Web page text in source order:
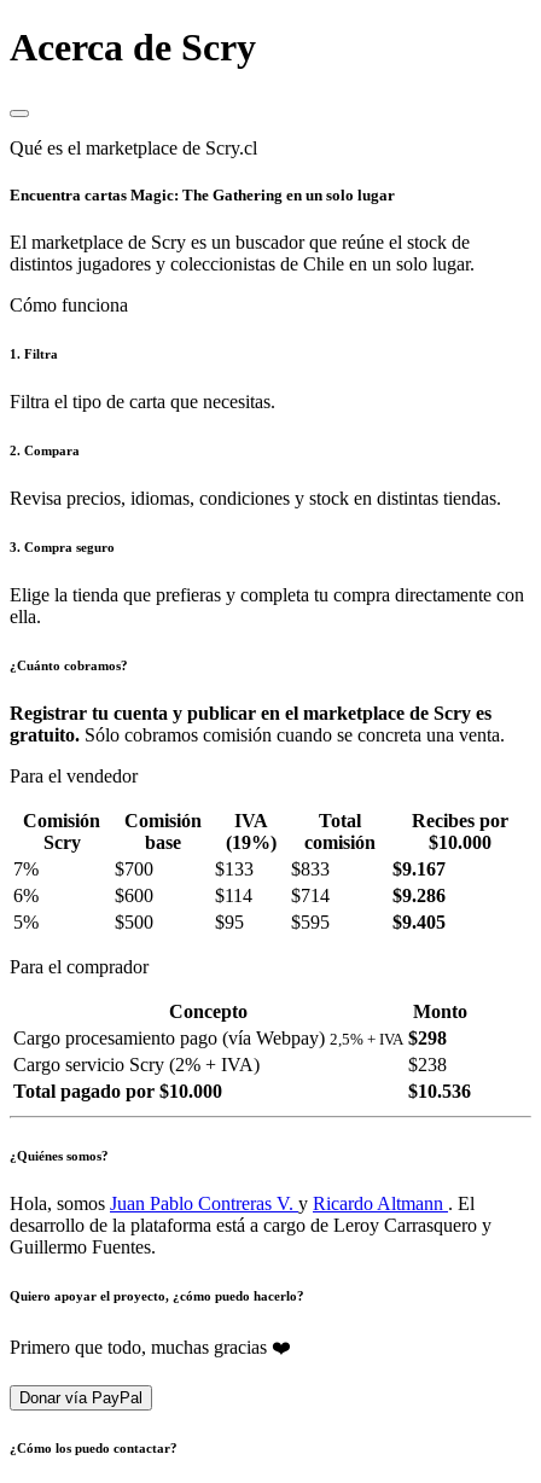
Acerca de Scry
Qué es el marketplace de Scry.cl
Encuentra cartas Magic: The Gathering en un solo lugar
El marketplace de Scry es un buscador que reúne el stock de
distintos jugadores y coleccionistas de Chile en un solo lugar.
Cómo funciona
1. Filtra
Filtra el tipo de carta que necesitas.
2. Compara
Revisa precios, idiomas, condiciones y stock en distintas tiendas.
3. Compra seguro
Elige la tienda que prefieras y completa tu compra directamente con
ella.
¿Cuánto cobramos?
Registrar tu cuenta y publicar en el marketplace de Scry es
gratuito. Sólo cobramos comisión cuando se concreta una venta.
Para el vendedor
Comisión
Scry
Comisión
base
IVA
(19%)
Total
comisión
Recibes por
$10.000
7%
$700 $133 $833
$9.167
6%
$600 $114 $714
$9.286
5%
$500 $95 $595 $9.405
Para el comprador
Concepto
Monto
Cargo procesamiento pago (vía Webpay) 2,5% + IVA $298
Cargo servicio Scry (2% + IVA)
$238
Total pagado por $10.000
$10.536
¿Quiénes somos?
Hola, somos Juan Pablo Contreras V. y Ricardo Altmann . El
desarrollo de la plataforma está a cargo de Leroy Carrasquero y
Guillermo Fuentes.
Quiero apoyar el proyecto, ¿cómo puedo hacerlo?
Primero que todo, muchas gracias ❤️
Donar vía PayPal
¿Cómo los puedo contactar?